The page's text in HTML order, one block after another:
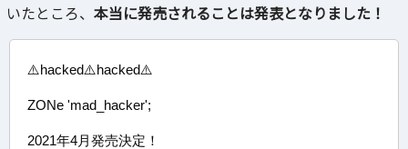
いたところ、 本当に発売されることは発表となりました！
⚠️hacked⚠️hacked⚠️
ZONe 'mad_hacker';
2021年4月発売決定！